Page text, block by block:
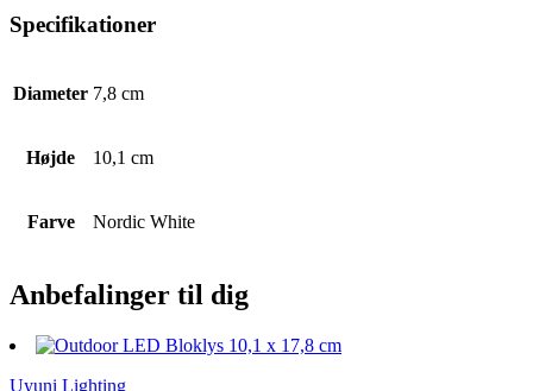
Specifikationer
Diameter 7,8 cm
Højde 10,1 cm
Farve Nordic White
Anbefalinger til dig
Uyuni Lighting